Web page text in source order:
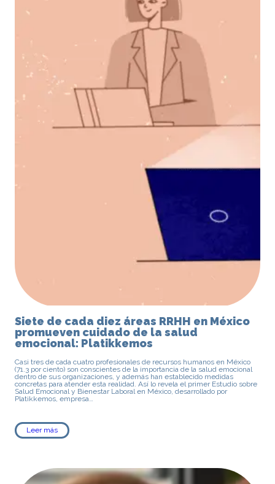
Siete de cada diez áreas RRHH en México
promueven cuidado de la salud
emocional: Platikkemos
Casi tres de cada cuatro profesionales de recursos humanos en México
(71.3 por ciento) son conscientes de la importancia de la salud emocional
dentro de sus organizaciones, y además han establecido medidas
concretas para atender esta realidad. Así lo revela el primer Estudio sobre
Salud Emocional y Bienestar Laboral en México, desarrollado por
Platikkemos, empresa…
Leer más